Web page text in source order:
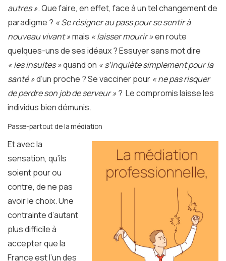
autres ». Que faire, en effet, face à un tel changement de
paradigme ? « Se résigner au pass pour se sentir à
nouveau vivant »mais « laisser mourir »en route
quelques-uns de ses idéaux ? Essuyer sans mot dire
« les insultes »quand on « s’inquiète simplement pour la
santé »d’un proche ? Se vacciner pour « ne pas risquer
de perdre son job de serveur »? Le compromis laisse les
individus bien démunis.
Passe-partout de la médiation
Et avec la
sensation, qu’ils
soient pour ou
contre, de ne pas
avoir le choix. Une
contrainte d’autant
plus difficile à
accepter que la
France est l’un des